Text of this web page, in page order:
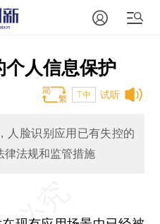
个人信息保护
试听
T中
人脸识别应用已有失控的
律法规和监管措施